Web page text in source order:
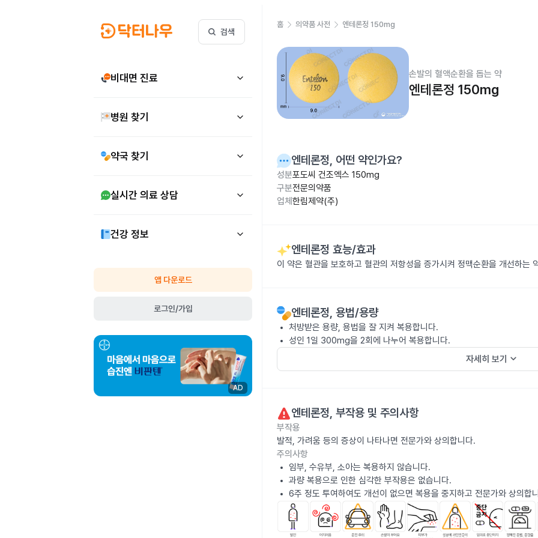
검색
비대면 진료
병원 찾기
약국 찾기
실시간 의료 상담
건강 정보
앱 다운로드
로그인/가입
AD
홈 의약품 사전 엔테론정 150mg
손발의 혈액순환을 돕는 약
엔테론정 150mg
엔테론정, 어떤 약인가요?
성분포도씨 건조엑스 150mg
구분전문의약품
업체 한림제약(주)
엔테론정 효능/효과
이 약은 혈관을 보호하고 혈관의 저항성을 증가시켜 정맥순환을 개선하는
엔테론정, 용법/용량
처방받은 용량, 용법을 잘 지켜 복용합니다.
성인 1일 300mg을 2회에 나누어 복용합니다.
자세히 보기 keyboard_arrow_down
엔테론정, 부작용 및 주의사항
부작용
발적, 가려움 등의 증상이 나타나면 전문가와 상의합니다.
주의사항
임부, 수유부, 소아는 복용하지 않습니다.
과량 복용으로 인한 심각한 부작용은 없습니다.
6주 정도 투여하여도 개선이 없으면 복용을 중지하고 전문가와 상의합